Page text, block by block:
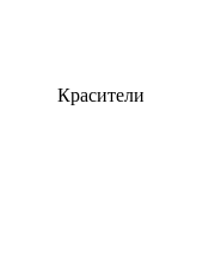
Красители